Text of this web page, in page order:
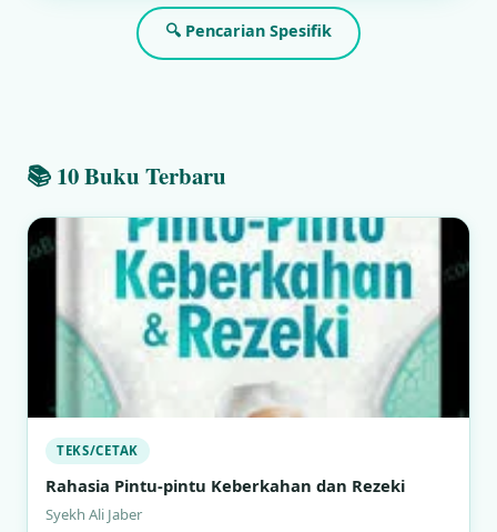
🔍 Pencarian Spesifik
📚 10 Buku Terbaru
TEKS/CETAK
Rahasia Pintu-pintu Keberkahan dan Rezeki
Syekh Ali Jaber